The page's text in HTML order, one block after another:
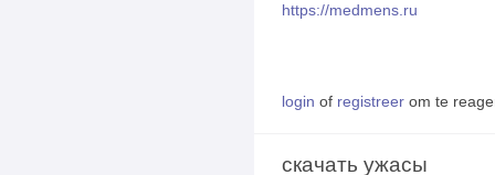
https://medmens.ru
login of registreer om te
скачать ужасы